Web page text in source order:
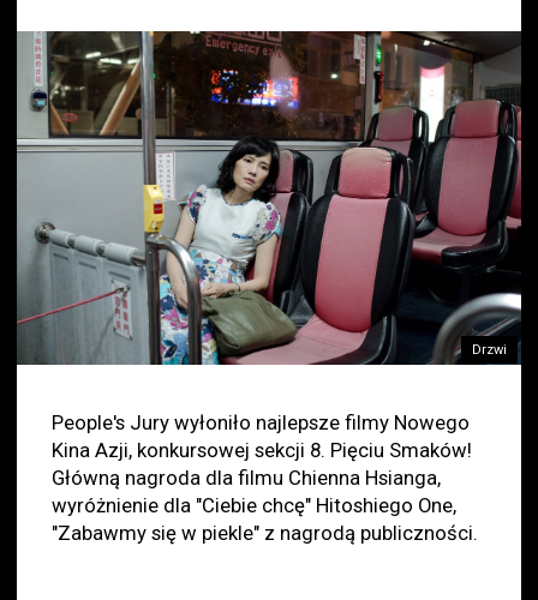
Drzwi
People's Jury wyłoniło najlepsze filmy Nowego
Kina Azji, konkursowej sekcji 8. Pięciu Smaków!
Główną nagroda dla filmu Chienna Hsianga,
wyróżnienie dla "Ciebie chcę" Hitoshiego One,
"Zabawmy się w piekle" z nagrodą publiczności.